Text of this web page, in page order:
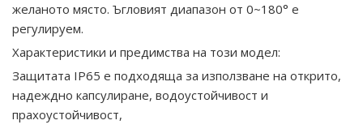
желаното място. Ъгловият диапазон от 0~180° е
регулируем.
Характеристики и предимства на този модел:
Защитата IP65 е подходяща за използване на открито,
надеждно капсулиране, водоустойчивост и
прахоустойчивост,